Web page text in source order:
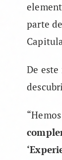
parte
De